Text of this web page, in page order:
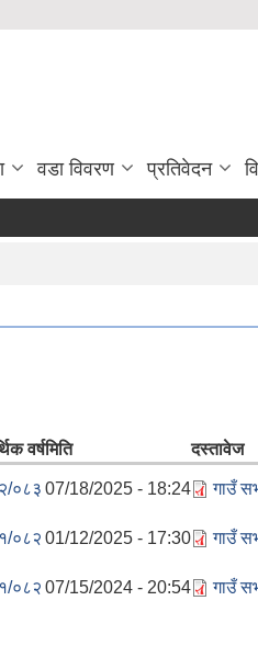
वडा विवरण प्रतिवेदन
वर्षमिति दस्तावेज
०८३ 07/18/2025 - 18:24 गाउँ
०८२ 01/12/2025 - 17:30 गाउँ
०८२ 07/15/2024 - 20:54 गाउँ